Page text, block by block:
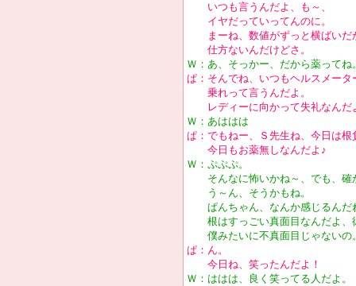
いつも言うんだよ、も～、
イヤだっていってんのに。
まーね、数値がずっと横ばいだ
仕方ないんだけどさ。
Ｗ：あ、そっかー、だから薬ってね
ぱ：そんでね、いつもヘルスメータ
乗れって言うんだよ。
レディーに向かって失礼なんだ
Ｗ：あははは
ぱ：でもねー、Ｓ先生ね、今日は根
今日もお薬無しなんだよ♪
Ｗ：ぷぷぷ。
そんなに怖いかね～、でも、確
う～ん、そうかもね。
ぱんちゃん、なんか感じるんだ
根はすっごい真面目なんだよ、
僕みたいに不真面目じゃないの
ぱ：ん。
今日ね、笑ったんだよ！
Ｗ：ははは、良く笑ってる人だよ。